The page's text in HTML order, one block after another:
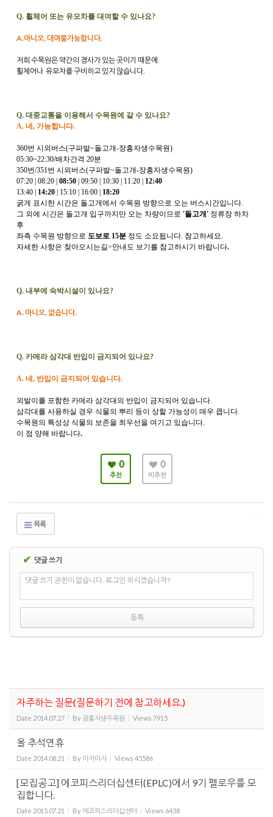
Q. 휠체어 또는 유모차를 대여할 수 있나요?
A.아니오, 대여불가능합니다.
저희 수목원은 약간의 경사가 있는 곳이기 때문에
휠체어나 유모차를 구비하고 있지 않습니다.
Q. 대중교통을 이용해서 수목원에 갈 수 있나요?
A. 네, 가능합니다.
360번 시외버스(구파발~돌고개-장흥자생수목원)
05:30~22:30/배차간격 20분
350번/351번 시외버스(구파발~돌고개-장흥자생수목원)
07:20 | 08:20 | 08:50 | 09:50 | 10:30 | 11:20 | 12:40
13:40 | 14:20 | 15:10 | 16:00 | 18:20
굵게 표시한 시간은 돌고개에서 수목원 방향으로 오는 버스시간입니다.
그 외에 시간은 돌고개 입구까지만 오는 차량이므로 '돌고개' 정류장 하차
후
좌측 수목원 방향으로 도보로 15분 정도 소요됩니다. 참고하세요.
자세한 사항은 찾아오시는길>안내도 보기를 참고하시기 바랍니다.
Q. 내부에 숙박시설이 있나요?
A. 아니오, 없습니다.
Q. 카메라 삼각대 반입이 금지되어 있나요?
A. 네, 반입이 금지되어 있습니다.
외발이를 포함한 카메라 삼각대의 반입이 금지되어 있습니다.
삼각대를 사용하실 경우 식물의 뿌리 등이 상할 가능성이 매우 큽니다.
수목원의 특성상 식물의 보존을 최우선을 여기고 있습니다.
이 점 양해 바랍니다.
0
추천
0
비추천
목록
✔ 댓글 쓰기
댓글 쓰기 권한이 없습니다. 로그인 하시겠습니까?
자주하는 질문(질문하기 전에 참고하세요.)
Date 2014.07.27 By 장흥자생수목원 Views 7915
올 추석연휴
Date 2014.08.21 By 아자아자 Views 45586
[모집공고] 에코피스리더십센터(EPLC)에서 9기 펠로우를 모
집합니다.
Date 2015.07.21 By 에코피스리더십센터 Views 6438